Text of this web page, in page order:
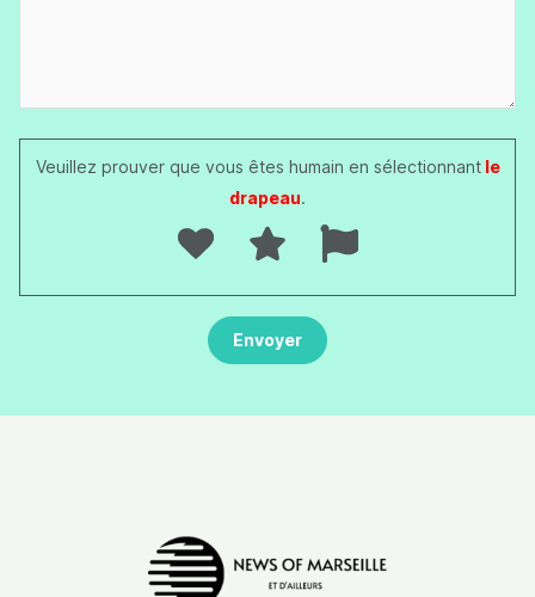
Veuillez prouver que vous êtes humain en sélectionnantle
drapeau.